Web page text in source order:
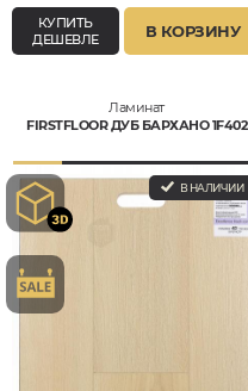
КУПИТЬ
ДЕШЕВЛЕ
В КОРЗИНУ
Ламинат
FIRSTFLOOR ДУБ БАРХАНО 1F402
В НАЛИЧИИ